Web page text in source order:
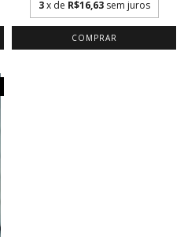
3 x de R$16,63 sem juros
COMPRAR